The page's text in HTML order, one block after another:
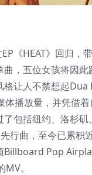
《HEAT》回归
，五位女孩将因
格让人不禁想起
播放量，并凭借
包括纽约、洛杉
行曲，至今已累
Billboard Pop
。